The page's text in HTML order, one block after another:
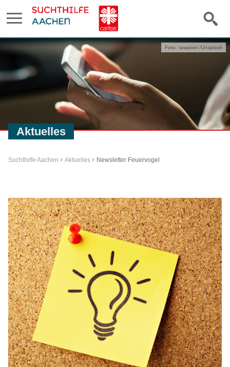
Aktuelles
Foto: rawpixel /Unsplash
Suchthilfe Aachen Aktuelles Newsletter Feuervogel